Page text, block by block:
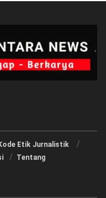
Etik Jurnalistik
Tentang